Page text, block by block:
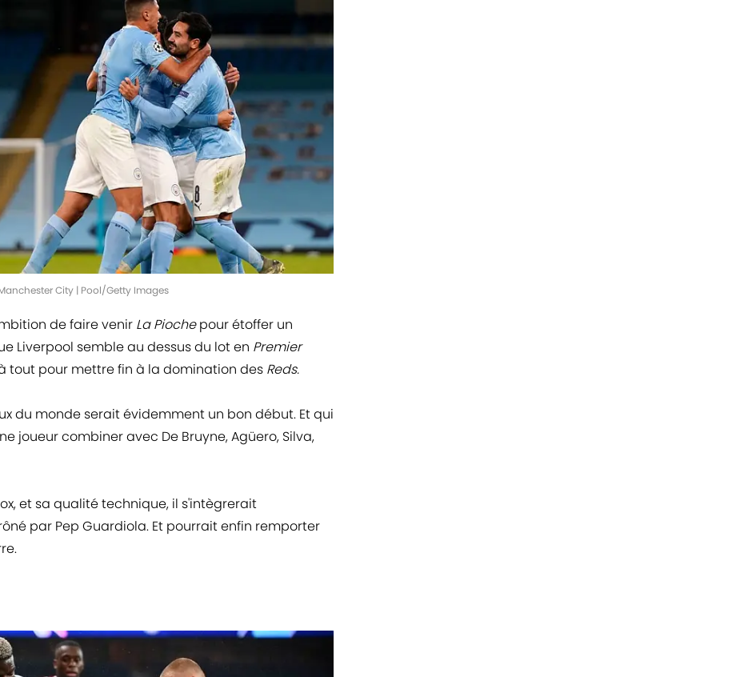
City | Pool/Getty Images
de faire venir La Piochepour étoffer un
Liverpool semble au dessus du lot en Premier
tout pour mettre fin à la domination des Reds.
du monde serait évidemment un bon début. Et qui
joueur combiner avec De Bruyne, Agüero, Silva,
et sa qualité technique, il s'intègrerait
par Pep Guardiola. Et pourrait enfin remporter